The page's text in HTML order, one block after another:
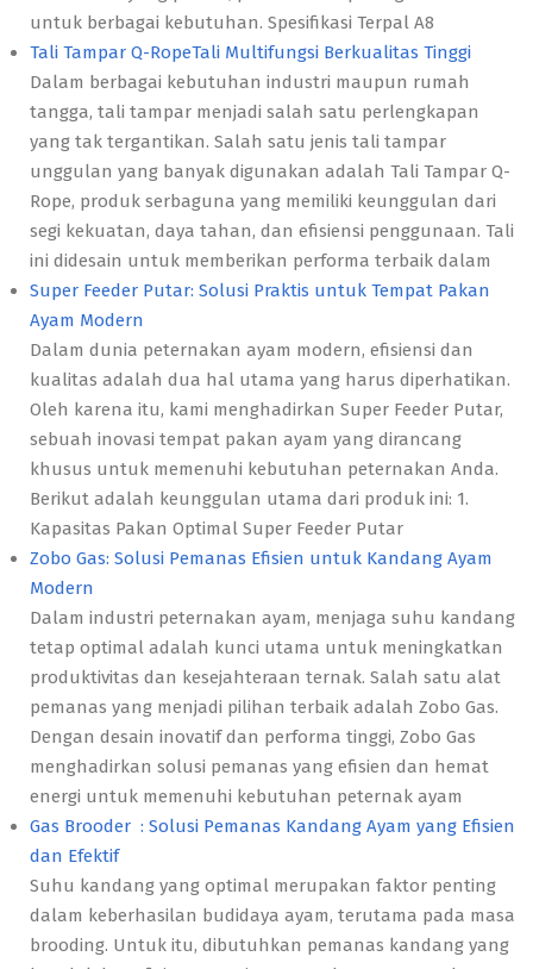
untuk berbagai kebutuhan. Spesifikasi Terpal A8
Tali Tampar Q-RopeTali Multifungsi Berkualitas Tinggi
Dalam berbagai kebutuhan industri maupun rumah
tangga, tali tampar menjadi salah satu perlengkapan
yang tak tergantikan. Salah satu jenis tali tampar
unggulan yang banyak digunakan adalah Tali Tampar Q-
Rope, produk serbaguna yang memiliki keunggulan dari
segi kekuatan, daya tahan, dan efisiensi penggunaan. Tali
ini didesain untuk memberikan performa terbaik dalam
Super Feeder Putar: Solusi Praktis untuk Tempat Pakan
Ayam Modern
Dalam dunia peternakan ayam modern, efisiensi dan
kualitas adalah dua hal utama yang harus diperhatikan.
Oleh karena itu, kami menghadirkan Super Feeder Putar,
sebuah inovasi tempat pakan ayam yang dirancang
khusus untuk memenuhi kebutuhan peternakan Anda.
Berikut adalah keunggulan utama dari produk ini: 1.
Kapasitas Pakan Optimal Super Feeder Putar
Zobo Gas: Solusi Pemanas Efisien untuk Kandang Ayam
Modern
Dalam industri peternakan ayam, menjaga suhu kandang
tetap optimal adalah kunci utama untuk meningkatkan
produktivitas dan kesejahteraan ternak. Salah satu alat
pemanas yang menjadi pilihan terbaik adalah Zobo Gas.
Dengan desain inovatif dan performa tinggi, Zobo Gas
menghadirkan solusi pemanas yang efisien dan hemat
energi untuk memenuhi kebutuhan peternak ayam
Gas Brooder : Solusi Pemanas Kandang Ayam yang Efisien
dan Efektif
Suhu kandang yang optimal merupakan faktor penting
dalam keberhasilan budidaya ayam, terutama pada masa
brooding. Untuk itu, dibutuhkan pemanas kandang yang